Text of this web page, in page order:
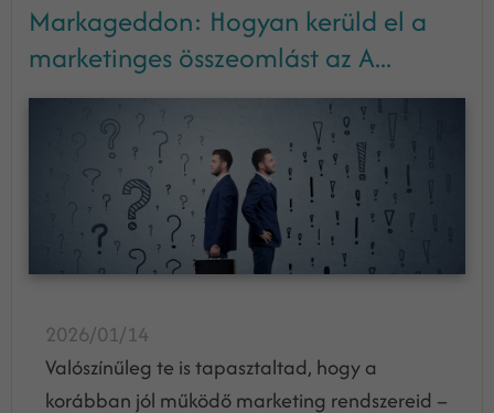
Markageddon: Hogyan kerüld el a
marketinges összeomlást az A...
2026/01/14
Valószínűleg te is tapasztaltad, hogy a
korábban jól működő marketing rendszereid –